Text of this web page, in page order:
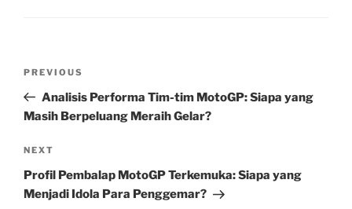
Previous
Post
PREVIOUS
Analisis Performa Tim-tim MotoGP: Siapa yang
Masih Berpeluang Meraih Gelar?
Next
Post
NEXT
Profil Pembalap MotoGP Terkemuka: Siapa yang
Menjadi Idola Para Penggemar?